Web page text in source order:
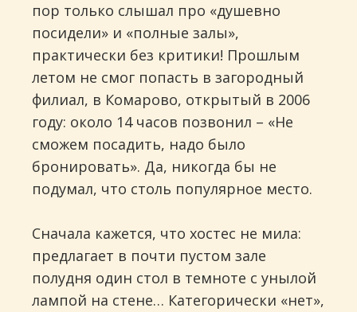
пор только слышал про «душевно
посидели» и «полные залы»,
практически без критики! Прошлым
летом не смог попасть в загородный
филиал, в Комарово, открытый в 2006
году: около 14 часов позвонил – «Не
сможем посадить, надо было
бронировать». Да, никогда бы не
подумал, что столь популярное место.
Сначала кажется, что хостес не мила:
предлагает в почти пустом зале
полудня один стол в темноте с унылой
лампой на стене… Категорически «нет»,